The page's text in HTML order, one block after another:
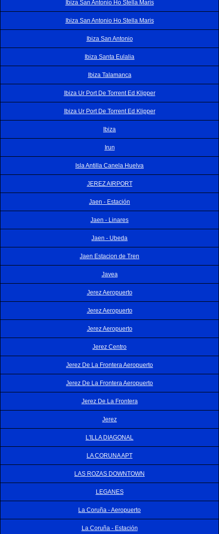
Ibiza San Antonio Ho Stella Maris
Ibiza San Antonio Ho Stella Maris
Ibiza San Antonio
Ibiza Santa Eulalia
Ibiza Talamanca
Ibiza Ur Port De Torrent Ed Klipper
Ibiza Ur Port De Torrent Ed Klipper
Ibiza
Irun
Isla Antilla Canela Huelva
JEREZ AIRPORT
Jaen - Estación
Jaen - Linares
Jaen - Ubeda
Jaen Estacion de Tren
Javea
Jerez Aeropuerto
Jerez Aeropuerto
Jerez Aeropuerto
Jerez Centro
Jerez De La Frontera Aeropuerto
Jerez De La Frontera Aeropuerto
Jerez De La Frontera
Jerez
L'ILLA DIAGONAL
LA CORUNA APT
LAS ROZAS DOWNTOWN
LEGANES
La Coruña - Aeropuerto
La Coruña - Estación